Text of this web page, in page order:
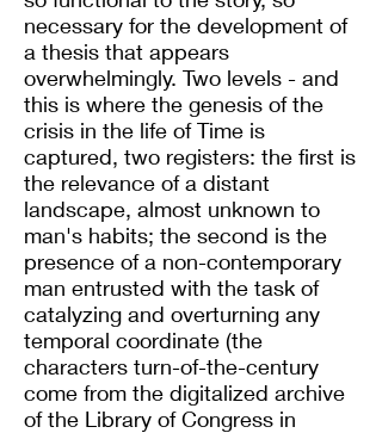
necessary for the development of
a thesis that appears
overwhelmingly. Two levels - and
this is where the genesis of the
crisis in the life of Time is
captured, two registers: the first is
the relevance of a distant
landscape, almost unknown to
man's habits; the second is the
presence of a non-contemporary
man entrusted with the task of
catalyzing and overturning any
temporal coordinate (the
characters turn-of-the-century
come from the digitalized archive
of the Library of Congress in